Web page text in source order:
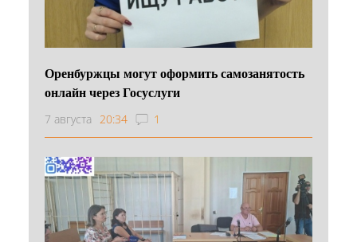
Оренбуржцы могут оформить самозанятость
онлайн через Госуслуги
7 августа 20:34 1